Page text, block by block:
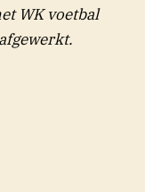
WK voetbal